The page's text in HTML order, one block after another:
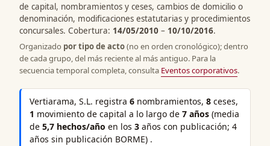
de capital, nombramientos y ceses, cambios de domicilio o
denominación, modificaciones estatutarias y procedimientos
concursales. Cobertura: 14/05/2010 – 10/10/2016.
Organizado por tipo de acto(no en orden cronológico); dentro
de cada grupo, del más reciente al más antiguo. Para la
secuencia temporal completa, consulta Eventos corporativos.
Vertiarama, S.L. registra6 nombramientos,8 ceses,
1 movimiento de capital a lo largo de7 años (media
de5,7 hechos/año en los3 años con publicación; 4
años sin publicación BORME) .